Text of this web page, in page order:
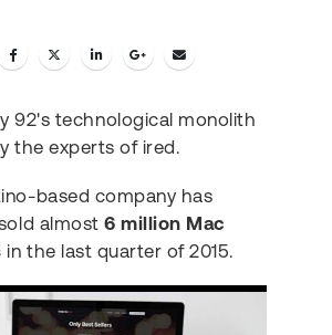
92's technological monolith
the experts of ired.
based company has
almost6 million Mac
in the last quarter of 2015.